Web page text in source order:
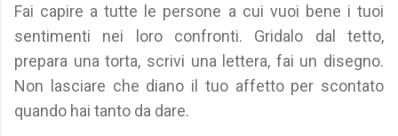
Fai capire a tutte le persone a cui vuoi bene i tuoi
sentimenti nei loro confronti. Gridalo dal tetto,
prepara una torta, scrivi una lettera, fai un disegno.
Non lasciare che diano il tuo affetto per scontato
quando hai tanto da dare.